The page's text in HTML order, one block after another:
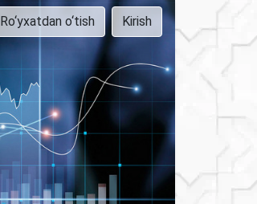
Ro‘yxatdan o‘tish Kirish